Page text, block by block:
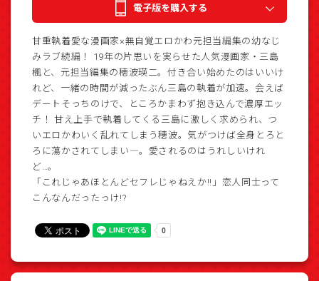
電子版を購入する
甘重執着愛な漫画家×無自覚エロかわ元担当編集の幼なじ
みラブ続編！ 19年の片思いを実らせた人気漫画家・三島
楓と、元担当編集の穂波瑛二。付き合い始めたのはいいけ
れど、一緒の時間が減ったぶん三島の執着が加速。会えば
デートそっちのけで、ところかまわず抱き込んで濃厚エッ
チ！ 甘え上手で執着してくる三島に激しく求められ、つ
いエロかわいく乱れてしまう穂波。気がつけば全身とろと
ろに蕩かされてしまい―。愛されるのはうれしいけれ
ど…。
「これじゃあほとんどセフレじゃねえか!!」恋人同士って
こんなんだったっけ!?